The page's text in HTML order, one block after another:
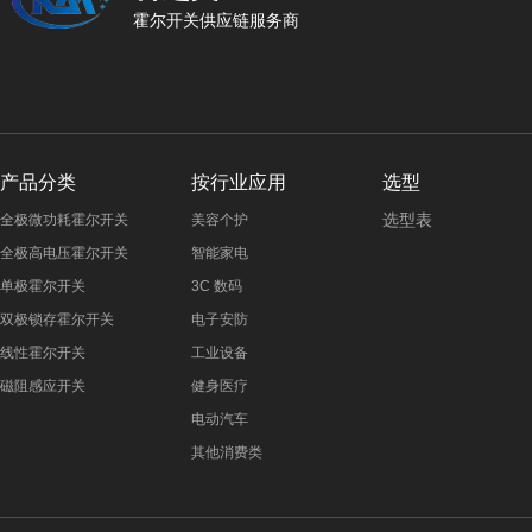
霍尔开关供应链服务商
产品分类
全极微功耗霍尔开关
全极高电压霍尔开关
单极霍尔开关
双极锁存霍尔开关
线性霍尔开关
磁阻感应开关
按行业应用
美容个护
智能家电
3C 数码
电子安防
工业设备
健身医疗
电动汽车
其他消费类
选型
选型表